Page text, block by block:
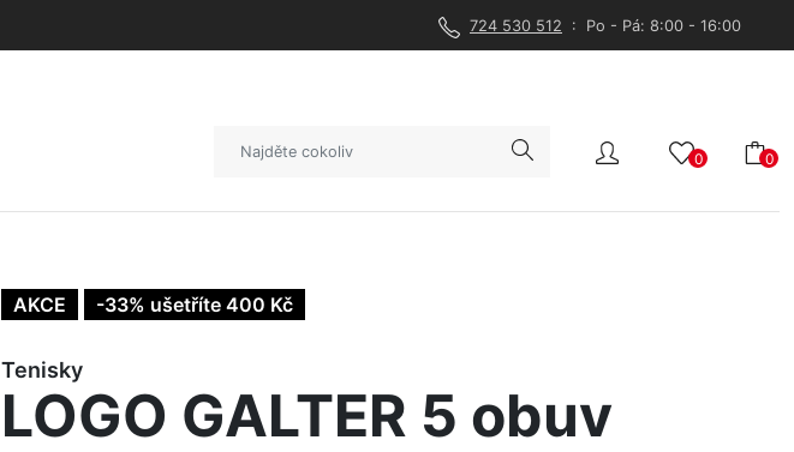
724 530 512 : Po - Pá: 8:00 - 16:00
0 0
AKCE -33% ušetříte 400 Kč
Tenisky
LOGO GALTER 5 obuv